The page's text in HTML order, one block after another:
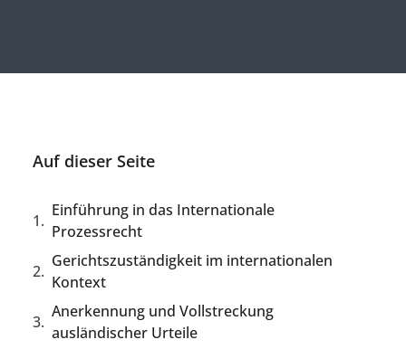
Auf dieser Seite
Einführung in das Internationale
Prozessrecht
Gerichtszuständigkeit im internationalen
Kontext
Anerkennung und Vollstreckung
ausländischer Urteile